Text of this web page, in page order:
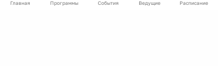
Главная Программы События Ведущие Расписание